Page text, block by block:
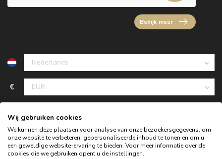
Bekijk meer
€
Wij gebruiken cookies
We kunnen deze plaatsen voor analyse van onze bezoekersgegevens, om
onze website te verbeteren, gepersonaliseerde inhoud te tonen en om u
een geweldige website-ervaring te bieden. Voor meer informatie over de
cookies die we gebruiken opent u de instellingen.